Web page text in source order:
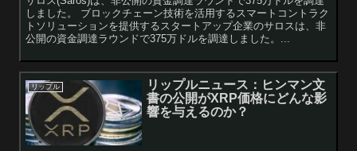
しました。 ブロックチェーン技術を活用するスマートコントラク
トソリューションを提供するスタートアップ企業のサロスは、非
公開の資金調達ラウンドで375万ドルを調達しました。...
リップル
リップルニュース：ヒンマン文
書の公開がXRP価格にどんな影
響を与えるのか？